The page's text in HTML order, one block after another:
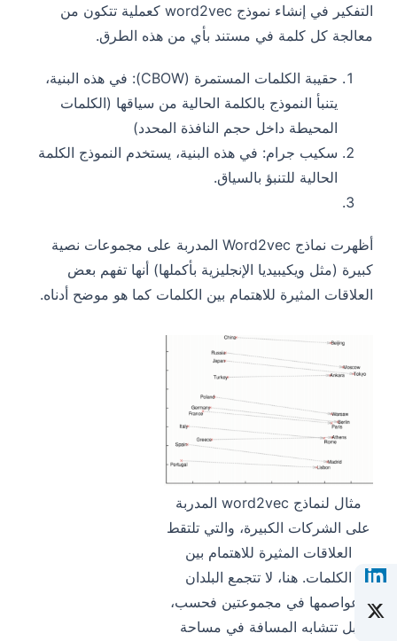
التفكير في إنشاء نموذج word2vec كعملية تتكون من
معالجة كل كلمة في مستند بأي من هذه الطرق.
حقيبة الكلمات المستمرة (CBOW)
: في هذه البنية،
يتنبأ النموذج بالكلمة الحالية من سياقها (الكلمات
المحيطة داخل حجم النافذة المحدد)
سكيب جرام: في هذه البنية، يستخدم النموذج الكلمة
الحالية للتنبؤ بالسياق.
أظهرت نماذج Word2vec المدربة على مجموعات نصية
كبيرة (مثل ويكيبيديا الإنجليزية بأكملها) أنها تفهم بعض
العلاقات المثيرة للاهتمام بين الكلمات كما هو موضح أدناه.
مثال لنماذج word2vec المدربة
على الشركات الكبيرة، والتي تلتقط
العلاقات المثيرة للاهتمام بين
الكلمات. هنا، لا تتجمع البلدان
وعواصمها في مجموعتين فحسب،
بل تتشابه المسافة في مساحة